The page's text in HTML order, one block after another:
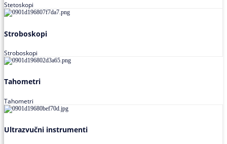
Stetoskopi
Stroboskopi
Stroboskopi
Tahometri
Tahometri
Ultrazvučni instrumenti